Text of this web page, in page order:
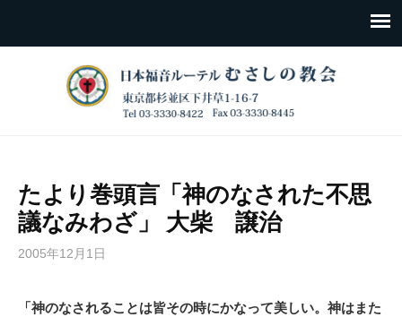
たより巻頭言「神のなされた不思
議なみわざ」 大柴 譲治
2005年12月1日
「神のなされることは皆その時にかなって美しい。神はまた